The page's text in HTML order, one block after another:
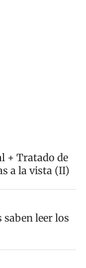
+ Tratado de
a la vista (II)
saben leer los